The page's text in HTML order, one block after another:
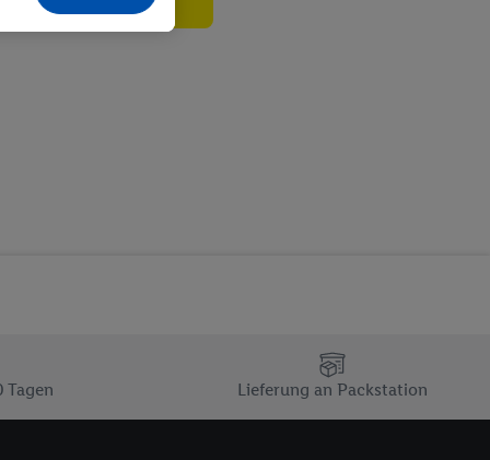
Tagen Lieferung an Packstation
- sowie Ihre
Speichern von
E-Mail-
verfügbar ist.
und einer
diese Kennung